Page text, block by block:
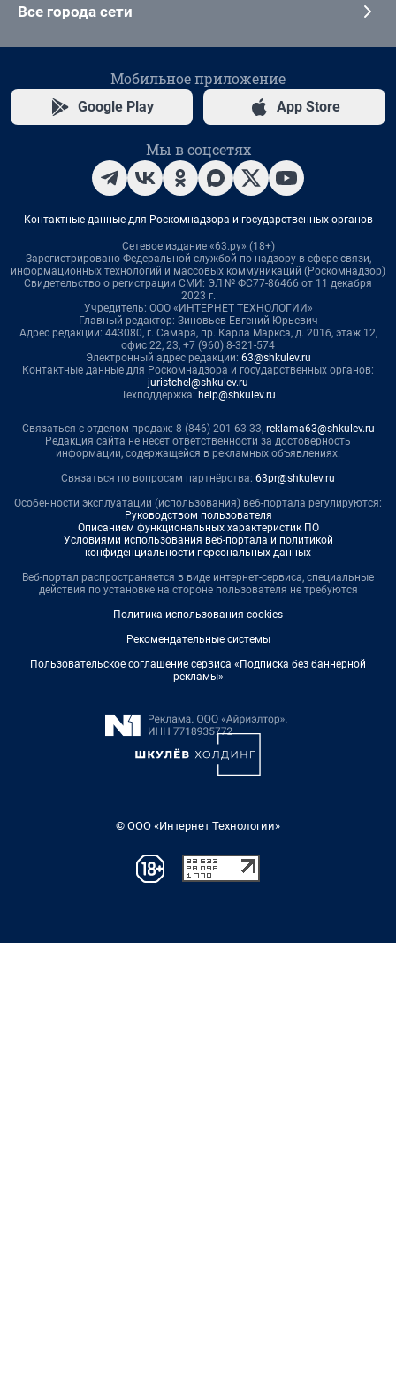
Все города сети
Мобильное приложение
Google Play App Store
Мы в соцсетях
Контактные данные для Роскомнадзора и государственных органов
Сетевое издание «63.ру» (18+)
Зарегистрировано Федеральной службой по надзору в сфере связи,
информационных технологий и массовых коммуникаций (Роскомнадзор)
Свидетельство о регистрации СМИ: ЭЛ № ФС77-86466 от 11 декабря
2023 г.
Учредитель: ООО «ИНТЕРНЕТ ТЕХНОЛОГИИ»
Главный редактор: Зиновьев Евгений Юрьевич
Адрес редакции: 443080, г. Самара, пр. Карла Маркса, д. 201б, этаж 12,
офис 22, 23, +7 (960) 8-321-574
Электронный адрес редакции: 63@shkulev.ru
Контактные данные для Роскомнадзора и государственных органов:
juristchel@shkulev.ru
Техподдержка: help@shkulev.ru
Связаться с отделом продаж: 8 (846) 201-63-33, reklama63@shkulev.ru
Редакция сайта не несет ответственности за достоверность
информации, содержащейся в рекламных объявлениях.
Связаться по вопросам партнёрства: 63pr@shkulev.ru
Особенности эксплуатации (использования) веб-портала регулируются:
Руководством пользователя
Описанием функциональных характеристик ПО
Условиями использования веб-портала и политикой
конфиденциальности персональных данных
Веб-портал распространяется в виде интернет-сервиса, специальные
действия по установке на стороне пользователя не требуются
Политика использования cookies
Рекомендательные системы
Пользовательское соглашение сервиса «Подписка без баннерной
рекламы»
© ООО «Интернет Технологии»